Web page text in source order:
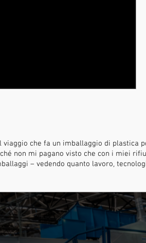
che fa un imballaggio di
non mi pagano visto che con i miei
– vedendo quanto lavoro,